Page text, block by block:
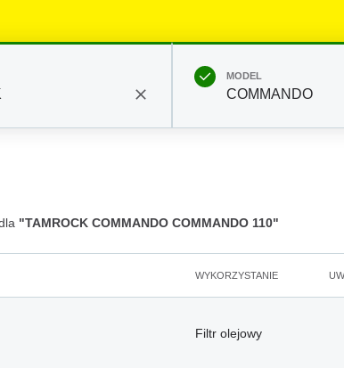
MODEL
COMMANDO
"TAMROCK COMMANDO COMMANDO 110"
WYKORZYSTANIE
Filtr olejowy